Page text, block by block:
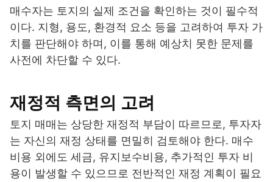
매수자는 토지의 실제 조건을 확인하는 것이 필수적
이다. 지형, 용도, 환경적 요소 등을 고려하여 투자 가
치를 판단해야 하며, 이를 통해 예상치 못한 문제를
사전에 차단할 수 있다.
재정적 측면의 고려
토지 매매는 상당한 재정적 부담이 따르므로, 투자자
는 자신의 재정 상태를 면밀히 검토해야 한다. 매수
비용 외에도 세금, 유지보수비용, 추가적인 투자 비
용이 발생할 수 있으므로 전반적인 재정 계획이 필요